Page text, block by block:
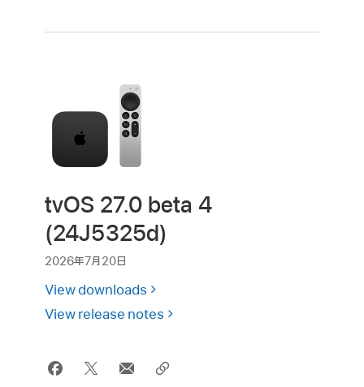
tvOS 27.0 beta 4
(24J5325d)
2026年7月20日
View downloads
View release notes